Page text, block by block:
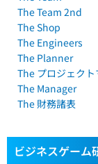
The Team 2nd
The Shop
The Engineers
The Planner
The プロジェクト
The Manager
The 財務諸表
ビジネスゲーム